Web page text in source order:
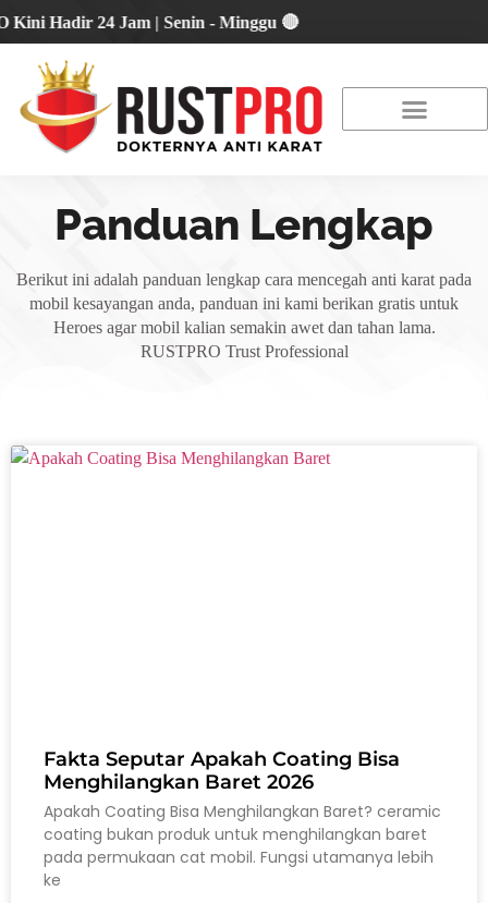
Hadir 24 Jam | Senin - Minggu 🔴
Panduan Lengkap
Berikut ini adalah panduan lengkap cara mencegah anti karat pada
mobil kesayangan anda, panduan ini kami berikan gratis untuk
Heroes agar mobil kalian semakin awet dan tahan lama.
RUSTPRO Trust Professional
Fakta Seputar Apakah Coating Bisa
Menghilangkan Baret 2026
Apakah Coating Bisa Menghilangkan Baret? ceramic
coating bukan produk untuk menghilangkan baret
pada permukaan cat mobil. Fungsi utamanya lebih
ke